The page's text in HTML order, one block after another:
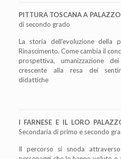
PITTURA TOSCANA A PALAZZO
di secondo grado
La storia dell’evoluzione
Rinascimento. Come cambia il
prospettiva, umanizzazione
crescente alla resa dei
didattiche
I FARNESE E IL LORO
Secondaria di primo e secondo
Il percorso si snoda